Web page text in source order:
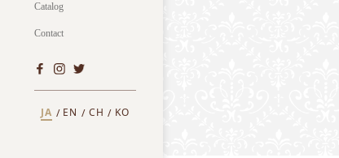
Catalog
Contact
JA EN CH KO